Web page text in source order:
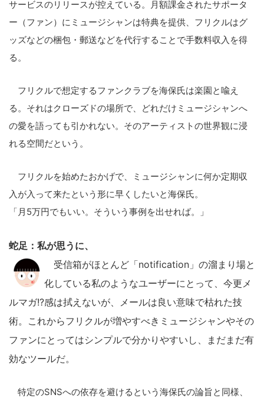
サービスのリリースが控えている。月額課金されたサポータ
ー（ファン）にミュージシャンは特典を提供、フリクルはグ
ッズなどの梱包・郵送などを代行することで手数料収入を得
る。
フリクルで想定するファンクラブを海保氏は楽園と喩え
る。それはクローズドの場所で、どれだけミュージシャンへ
の愛を語っても引かれない。そのアーティストの世界観に浸
れる空間だという。
フリクルを始めたおかげで、ミュージシャンに何か定期収
入が入って来たという形に早くしたいと海保氏。
「月5万円でもいい。そういう事例を出せれば。」
蛇足：私が思うに、
受信箱がほとんど「notification」の溜まり場と
化している私のようなユーザーにとって、今更メ
ルマガ!?感は拭えないが、メールは良い意味で枯れた技
術。これからフリクルが増やすべきミュージシャンやその
ファンにとってはシンプルで分かりやすいし、まだまだ有
効なツールだ。
特定のSNSへの依存を避けるという海保氏の論旨と同様、